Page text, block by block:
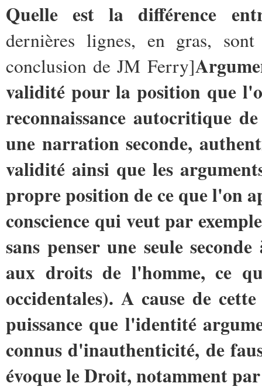
Quelle est la différence
dernières lignes, en gras,
conclusion de JM Ferry]
validité pour la position que
reconnaissance autocritique
une narration seconde,
validité ainsi que les
propre position de ce que l'on
conscience qui veut par
sans penser une seule
aux droits de l'homme, ce
occidentales). A cause de
puissance que l'identité
connus d'inauthenticité, de
évoque le Droit, notamment